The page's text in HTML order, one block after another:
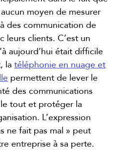
moyen de mesurer
des communication de
leurs clients. C’est un
aujourd’hui était difficile
latéléphonie en nuage et
permettent de lever le
des communications
tout et protéger la
L’expression
ne fait pas mal » peut
entreprise à sa perte.